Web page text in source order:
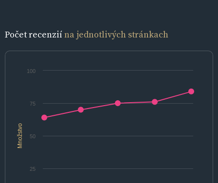
Počet recenziína jednotlivých stránkach
Množstvo
100
25
50
75